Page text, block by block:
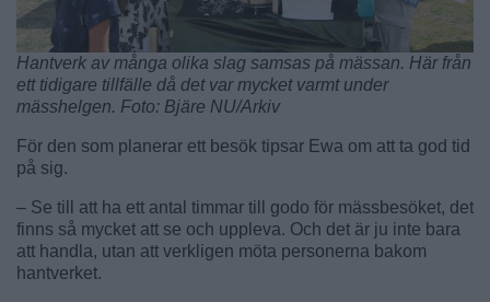
Hantverk av många olika slag samsas på mässan. Här från
ett tidigare tillfälle då det var mycket varmt under
mässhelgen. Foto: Bjäre NU/Arkiv
För den som planerar ett besök tipsar Ewa om att ta god tid
på sig.
– Se till att ha ett antal timmar till godo för mässbesöket, det
finns så mycket att se och uppleva. Och det är ju inte bara
att handla, utan att verkligen möta personerna bakom
hantverket.